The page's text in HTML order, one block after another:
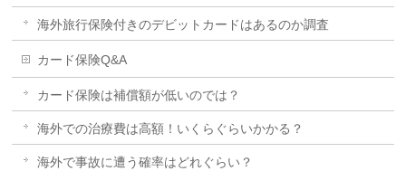
海外旅行保険付きのデビットカードはあるのか調査
カード保険Q&A
カード保険は補償額が低いのでは？
海外での治療費は高額！いくらぐらいかかる？
海外で事故に遭う確率はどれぐらい？